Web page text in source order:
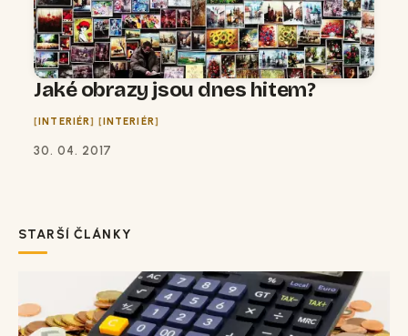
Jaké obrazy jsou dnes hitem?
INTERIÉR INTERIÉR
30. 04. 2017
STARŠÍ ČLÁNKY